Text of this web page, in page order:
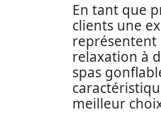
En tant que
clients une
relaxation à
spas
meilleur